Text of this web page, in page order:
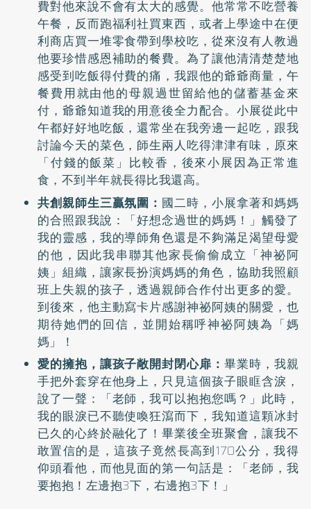
費對他來說不會有太大的感覺。他常常不吃營養
午餐，反而跑福利社買東西，或者上學途中在便
利商店買一堆零食帶到學校吃，從來沒有人教過
他要珍惜感恩補助的餐費。為了讓他清清楚楚地
感受到吃飯得付費的痛，我跟他的爺爺商量，午
餐費用就由他的母親過世留給他的儲蓄基金來
付，爺爺知道我的用意後全力配合。小展從此中
午都好好地吃飯，還常坐在我旁邊一起吃，跟我
討論今天的菜色，師生兩人吃得津津有味，原來
「付錢的飯菜」比較香，後來小展因為正常進
食，不到半年就長得比我還高。
共創親師生三贏氛圍： 國二時，小展拿著和媽媽
的合照跟我說：「好想念過世的媽媽！」觸發了
我的靈感，我的導師角色還是不夠滿足渴望母愛
的他，因此我串聯其他家長偷偷成立「神祕阿
姨」組織，讓家長扮演媽媽的角色，協助我照顧
班上失親的孩子，透過親師合作付出更多的愛。
到後來，他主動寫卡片感謝神祕阿姨的關愛，也
期待她們的回信，並開始稱呼神祕阿姨為「媽
媽」！
愛的擁抱，讓孩子敞開封閉心扉： 畢業時，我親
手把外套穿在他身上，只見這個孩子眼眶含淚，
說了一聲：「老師，我可以抱抱您嗎？」此時，
我的眼淚已不聽使喚狂瀉而下，我知道這顆冰封
已久的心終於融化了！畢業後全班聚會，讓我不
敢置信的是，這孩子竟然長高到170公分，我得
仰頭看他，而他見面的第一句話是：「老師，我
要抱抱！左邊抱3下，右邊抱3下！」